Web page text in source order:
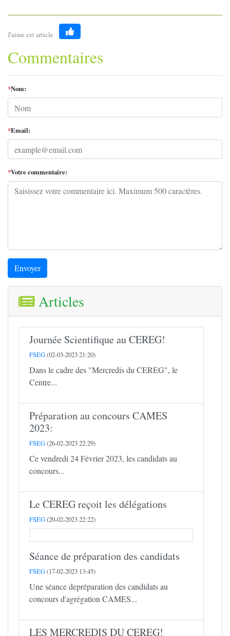
J'aime cet article
Like
Commentaires
*Nom:
*Email:
*Votre commentaire:
Envoyer
Articles
Journée Scientifique au CEREG!
FSEG(02-03-2023 21:20)
Dans le cadre des "Mercredis du CEREG", le
Centre...
Préparation au concours CAMES
2023:
FSEG(26-02-2023 22:29)
Ce vendredi 24 Février 2023, les candidats au
concours...
Le CEREG reçoit les délégations
FSEG(20-02-2023 22:22)
Séance de préparation des candidats
FSEG(17-02-2023 13:45)
Une séance depréparation des candidats au
concours d'agrégation CAMES...
LES MERCREDIS DU CEREG!